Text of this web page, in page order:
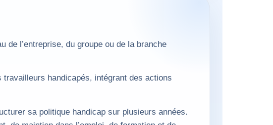
de l’entreprise, du groupe ou de la branche
handicapés, intégrant des actions
sa politique handicap sur plusieurs années.